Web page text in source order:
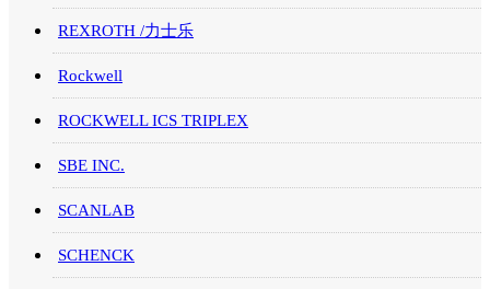
REXROTH /力士乐
Rockwell
ROCKWELL ICS TRIPLEX
SBE INC.
SCANLAB
SCHENCK